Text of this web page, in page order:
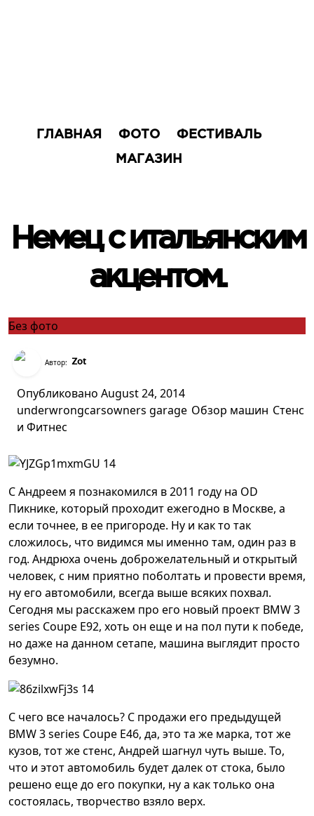
ГЛАВНАЯ ФОТО
ФЕСТИВАЛЬ
МАГАЗИН
Немец с итальянским
акцентом.
Без фото
Автор: Zot
Опубликовано August 24, 2014
underwrongcarsowners garage Обзор машин Стенс
и Фитнес
С Андреем я познакомился в 2011 году на OD
Пикнике, который проходит ежегодно в Москве, а
если точнее, в ее пригороде. Ну и как то так
сложилось, что видимся мы именно там, один раз в
год. Андрюха очень доброжелательный и открытый
человек, с ним приятно поболтать и провести время,
ну его автомобили, всегда выше всяких похвал.
Сегодня мы расскажем про его новый проект BMW 3
series Coupe E92, хоть он еще и на пол пути к победе,
но даже на данном сетапе, машина выглядит просто
безумно.
С чего все началось? С продажи его предыдущей
BMW 3 series Coupe E46, да, это та же марка, тот же
кузов, тот же стенс, Андрей шагнул чуть выше. То,
что и этот автомобиль будет далек от стока, было
решено еще до его покупки, ну а как только она
состоялась, творчество взяло верх.